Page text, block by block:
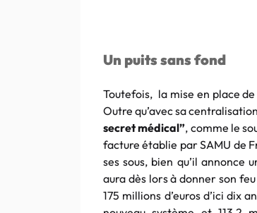
Un puits sans fond
Toutefois, la mise en place
Outre qu’avec sa
secret médical”, comme le
facture établie par SAMU de
ses sous, bien qu’il annonce
aura dès lors à donner son
175 millions d’euros d’ici dix